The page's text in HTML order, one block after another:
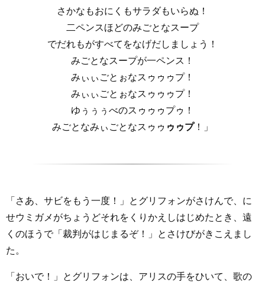
さかなもおにくもサラダもいらぬ！
二ペンスほどのみごとなスープ
でだれもがすべてをなげだしましょう！
みごとなスープが一ペンス！
みぃぃごとぉなスゥゥゥプ！
みぃぃごとぉなスゥゥゥプ！
ゆぅぅぅべのスゥゥゥプゥ！
みごとなみぃごとなスゥゥ ゥゥプ！」
「さあ、サビをもう一度！」とグリフォンがさけんで、に
せウミガメがちょうどそれをくりかえしはじめたとき、遠
くのほうで「裁判がはじまるぞ！」とさけびがきこえまし
た。
「おいで！」とグリフォンは、アリスの手をひいて、歌の